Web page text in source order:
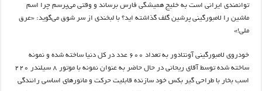
توانمندی ایرانی است به خلیج همیشگی فارس برساند و وقتی می‌پرسم چرا اسم
ماشین را لامبورگینی پرشین گلف گذاشته اید؟ با لبخندی از سر شوق می‌گوید: «عرق
ملی!»
خودروی لامبورگینی آونتادور به تعداد ۶۰۰ عدد در کل دنیا ساخته شده و نمونه
ساخته شده توسط آقای ریحانی در حال حاضر به عنوان نمونه با موتور ۸ سیلندر ۲۲۰
اسب بخار با طراحی گیر بکس خود سازنده قابلیت حرکت و مانورهای اساسی رانندگی